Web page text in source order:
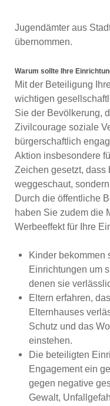
Jugendämter aus
übernommen.
Warum sollte Ihre
Mit der Beteiligung
wichtigen
Sie der Bevölkerung,
Zivilcourage soziale
bürgerschaftlich
Aktion insbesondere
Zeichen gesetzt,
weggeschaut,
Durch die öffentliche
haben Sie zudem die
Werbeeffekt für Ihre
Kinder bekommen
Einrichtungen um
denen sie
Eltern erfahren,
Elternhauses
Schutz und das
einstehen.
Die beteiligten
Engagement ein
gegen negative
Gewalt,